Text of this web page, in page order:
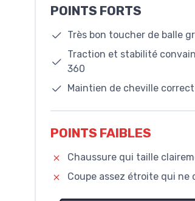
POINTS FORTS
Très bon toucher de balle
Traction et stabilité
360
Maintien de cheville
POINTS FAIBLES
Chaussure qui taille
Coupe assez étroite qui ne